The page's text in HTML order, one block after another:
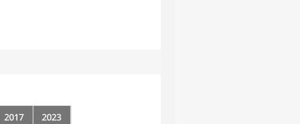
2017
2023